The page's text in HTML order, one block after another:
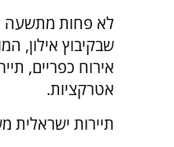
לא פחות מתשעה
שבקיבוץ אילון,
אירוח כפריים,
אטרקציות.
תיירות ישראלית